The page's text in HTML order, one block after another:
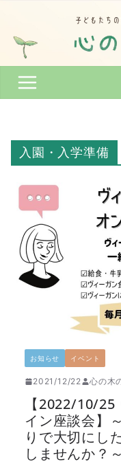
入園・入学準備
お知らせ イベント
2021/12/22 心の木
【2022/10/
イン座談会】
りで大切にし
しませんか？